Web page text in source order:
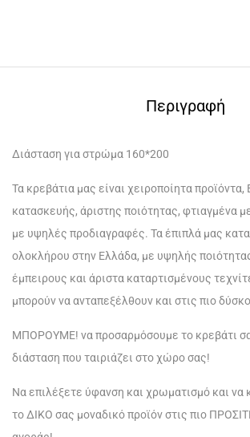
Περιγραφή
Διάσταση για στρώμα 160*200
Τα κρεβάτια μας είναι χειροποίητα προϊόντα,
κατασκευής, άριστης ποιότητας, φτιαγμένα
με υψηλές προδιαγραφές. Τα έπιπλά μας
ολοκλήρου στην Ελλάδα, με υψηλής
έμπειρους και άριστα καταρτισμένους
μπορούν να ανταπεξέλθουν και στις πιο
ΜΠΟΡΟΥΜΕ! να προσαρμόσουμε το κρεβάτι
διάσταση που ταιριάζει στο χώρο σας!
Να επιλέξετε ύφανση και χρωματισμό και να
το ΔΙΚΟ σας μοναδικό προϊόν στις πιο